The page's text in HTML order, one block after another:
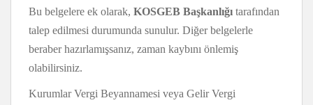
Bu belgelere ek olarak, KOSGEB Başkanlığı tarafından
talep edilmesi durumunda sunulur. Diğer belgelerle
beraber hazırlamışsanız, zaman kaybını önlemiş
olabilirsiniz.
Kurumlar Vergi Beyannamesi veya Gelir Vergi